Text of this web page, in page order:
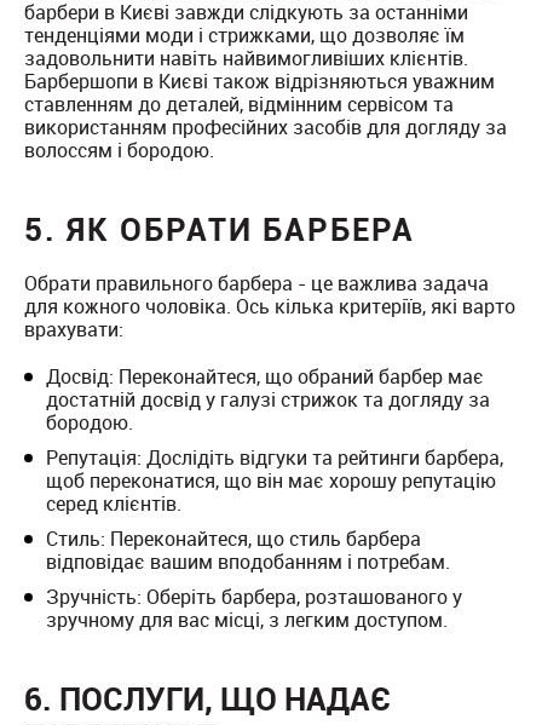
барбери в Києві завжди слідкують за останніми
тенденціями моди і стрижками, що дозволяє їм
задовольнити навіть найвимогливіших клієнтів.
Барбершопи в Києві також відрізняються уважним
ставленням до деталей, відмінним сервісом та
використанням професійних засобів для догляду за
волоссям і бородою.
5. ЯК ОБРАТИ БАРБЕРА
Обрати правильного барбера - це важлива задача
для кожного чоловіка. Ось кілька критеріїв, які варто
врахувати:
Досвід: Переконайтеся, що обраний барбер має
достатній досвід у галузі стрижок та догляду за
бородою.
Репутація: Дослідіть відгуки та рейтинги барбера,
щоб переконатися, що він має хорошу репутацію
серед клієнтів.
Стиль: Переконайтеся, що стиль барбера
відповідає вашим вподобанням і потребам.
Зручність: Оберіть барбера, розташованого у
зручному для вас місці, з легким доступом.
6. ПОСЛУГИ, ЩО НАДАЄ